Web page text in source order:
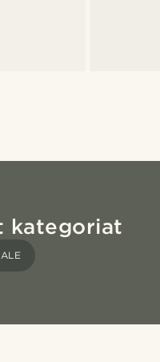
kategoriat